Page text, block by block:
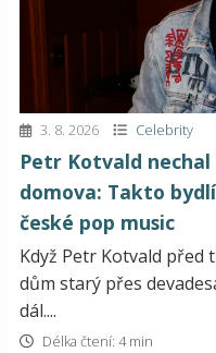
3. 8. 2026 Celebrity
Petr Kotvald
domova: Takto
české pop music
Když Petr Kotvald před
dům starý přes
dál....
Délka čtení: 4 min